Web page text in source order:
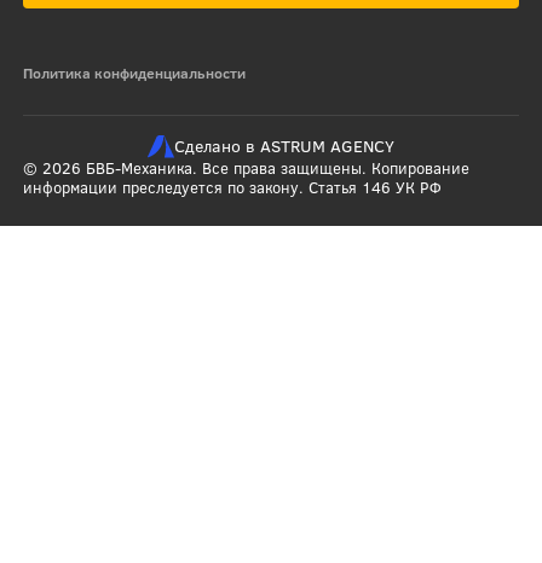
Политика конфиденциальности
© 2026 БВБ-Механика. Все права защищены. Копирование
информации преследуется по закону. Статья 146 УК РФ
Сделано в ASTRUM AGENCY